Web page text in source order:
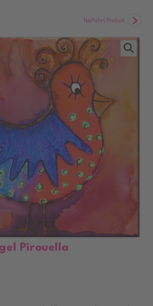
Nächstes Produkt
Pirouella